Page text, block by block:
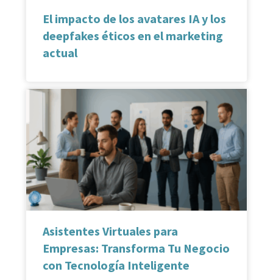
El impacto de los avatares IA y los
deepfakes éticos en el marketing
actual
Asistentes Virtuales para
Empresas: Transforma Tu Negocio
con Tecnología Inteligente